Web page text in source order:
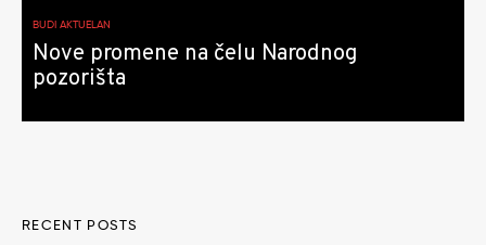
BUDI AKTUELAN
Nove promene na čelu Narodnog
pozorišta
RECENT POSTS